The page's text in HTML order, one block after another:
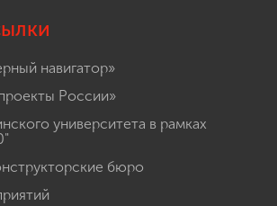
навигатор»
России»
университета в рамках
бюро